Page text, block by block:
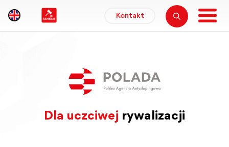
Kontakt
Dla uczciwej rywalizacji